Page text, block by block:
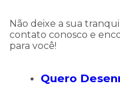
Não deixe a sua
contato conosco e
para você!
Quero